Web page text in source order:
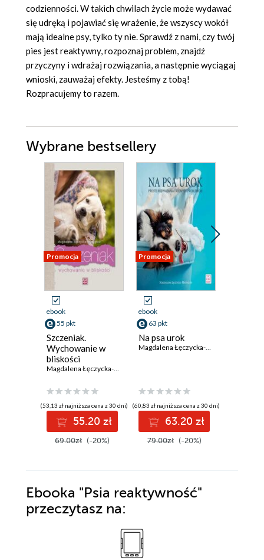
codzienności. W takich chwilach życie może wydawać
się udręką i pojawiać się wrażenie, że wszyscy wokół
mają idealne psy, tylko ty nie. Sprawdź z nami, czy twój
pies jest reaktywny, rozpoznaj problem, znajdź
przyczyny i wdrażaj rozwiązania, a następnie wyciągaj
wnioski, zauważaj efekty. Jesteśmy z tobą!
Rozpracujemy to razem.
Wybrane bestsellery
Promocja
ebook
55 pkt
Szczeniak.
Wychowanie w
bliskości
(53,13 zł najniższa cena z 30 dni)
55.20 zł
69.00zł (-20%)
Promocja
ebook
63 pkt
Na psa urok
(60,83 zł najniższa cena z 30 dni)
63.20 zł
79.00zł (-20%)
Ebooka "Psia reaktywność"
przeczytasz na: